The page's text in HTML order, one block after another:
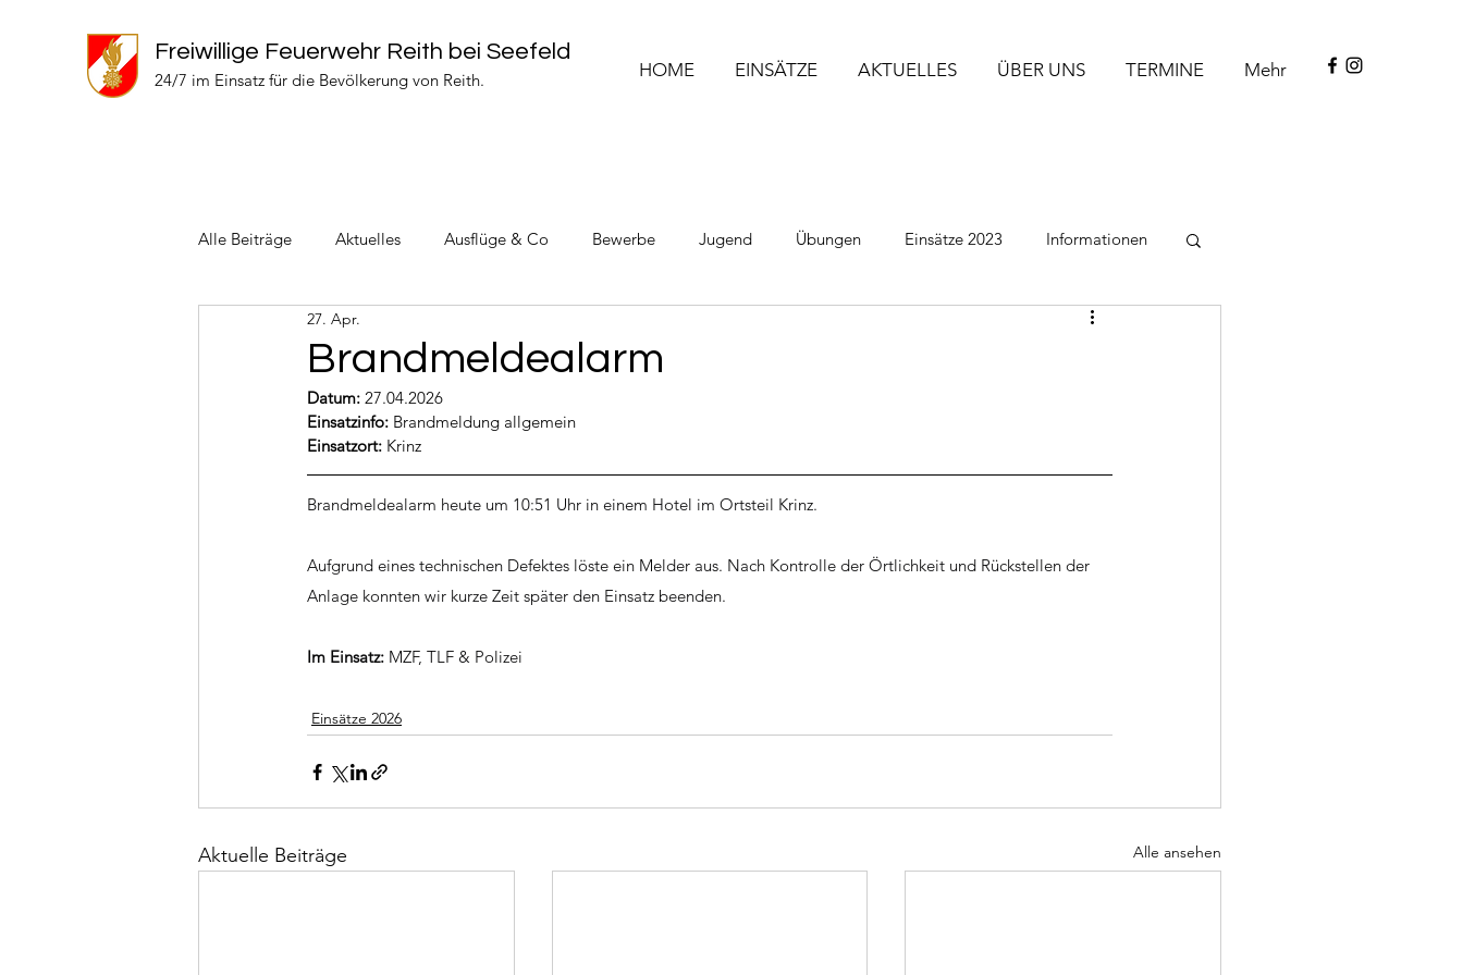
Freiwillige Feuerwehr Reith bei Seefeld
24/7 im Einsatz für die Bevölkerung von Reith. HOME EINSÄTZE AKTUELLES ÜBER UNS TERMINE Mehr
Alle Beiträge Aktuelles Ausflüge & Co Bewerbe Jugend Übungen Einsätze 2023 Informationen
Einsätze 2024
Brandmeldealarm
27. Apr.
Datum: 27.04.2026
Einsatzinfo: Brandmeldung allgemein
Einsatzort: Krinz
Brandmeldealarm heute um 10:51 Uhr in einem Hotel im Ortsteil Krinz.
Aufgrund eines technischen Defektes löste ein Melder aus. Nach Kontrolle der Örtlichkeit und Rückstellen der
Anlage konnten wir kurze Zeit später den Einsatz beenden.
Im Einsatz: MZF, TLF & Polizei
Einsätze 2026
Aktuelle Beiträge Alle ansehen